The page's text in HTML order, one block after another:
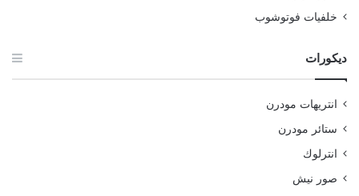
خلفيات فوتوشوب
ديكورات
انتريهات مودرن
ستائر مودرن
انترلوك
صور نيش